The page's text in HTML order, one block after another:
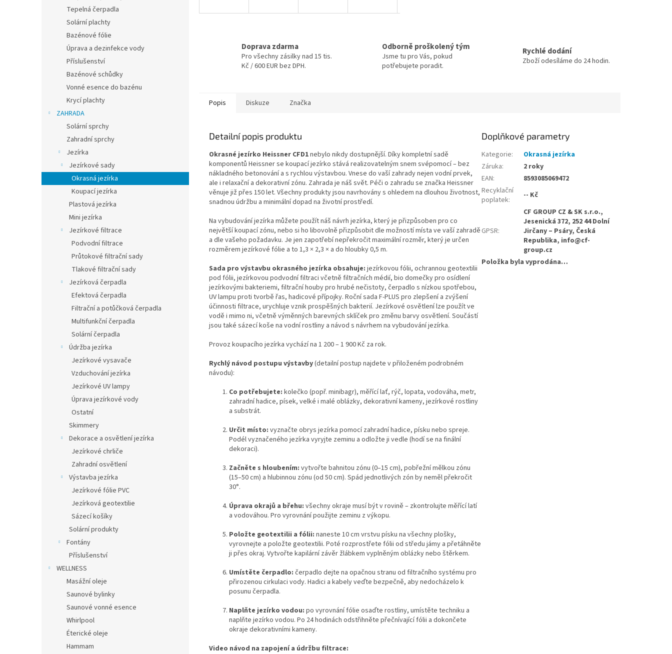
Tepelná čerpadla
Solární plachty
Bazénové fólie
Úprava a dezinfekce vody
Příslušenství
Bazénové schůdky
Vonné esence do bazénu
Krycí plachty
ZAHRADA
Solární sprchy
Zahradní sprchy
Jezírka
Jezírkové sady
Okrasná jezírka
Koupací jezírka
Plastová jezírka
Mini jezírka
Jezírkové filtrace
Podvodní filtrace
Průtokové filtrační sady
Tlakové filtrační sady
Jezírková čerpadla
Efektová čerpadla
Filtrační a potůčková čerpadla
Multifunkční čerpadla
Solární čerpadla
Údržba jezírka
Jezírkové vysavače
Vzduchování jezírka
Jezírkové UV lampy
Úprava jezírkové vody
Ostatní
Skimmery
Dekorace a osvětlení jezírka
Jezírkové chrliče
Zahradní osvětlení
Výstavba jezírka
Jezírkové fólie PVC
Jezírková geotextilie
Sázecí košíky
Solární produkty
Fontány
Příslušenství
WELLNESS
Masážní oleje
Saunové bylinky
Saunové vonné esence
Whirlpool
Éterické oleje
Hammam
Doprava zdarma
Pro všechny zásilky nad 15 tis.
Kč / 600 EUR bez DPH.
Odborně proškolený tým
Jsme tu pro Vás, pokud
potřebujete poradit.
Rychlé dodání
Zboží odesíláme do 24 hodin.
Popis Diskuze Značka
Detailní popis produktu
Okrasné jezírko Heissner CFD1nebylo nikdy dostupnější. Díky kompletní sadě
komponentů Heissner se koupací jezírko stává realizovatelným snem svépomocí – bez
nákladného betonování a s rychlou výstavbou. Vnese do vaší zahrady nejen vodní prvek,
ale i relaxační a dekorativní zónu. Zahrada je náš svět. Péči o zahradu se značka Heissner
věnuje již přes 150 let. Všechny produkty jsou navrhovány s ohledem na dlouhou životnost,
snadnou údržbu a minimální dopad na životní prostředí.
Na vybudování jezírka můžete použít náš návrh jezírka, který je přizpůsoben pro co
největší koupací zónu, nebo si ho libovolně přizpůsobit dle možností místa ve vaší zahradě
a dle vašeho požadavku. Je jen zapotřebí nepřekročit maximální rozměr, který je určen
rozměrem jezírkové fólie a to 1,3 × 2,3 × a do hloubky 0,5 m.
Sada pro výstavbu okrasného jezírka obsahuje: jezírkovou fólii, ochrannou geotextilii
pod fólii, jezírkovou podvodní filtraci včetně filtračních médií, bio domečky pro osídlení
jezírkovými bakteriemi, filtrační houby pro hrubé nečistoty, čerpadlo s nízkou spotřebou,
UV lampu proti tvorbě řas, hadicové přípojky. Roční sada F-PLUS pro zlepšení a zvýšení
účinnosti filtrace, urychluje vznik prospěšných bakterií. Jezírkové osvětlení lze použít ve
vodě i mimo ni, včetně výměnných barevných sklíček pro změnu barvy osvětlení. Součástí
jsou také sázecí koše na vodní rostliny a návod s návrhem na vybudování jezírka.
Provoz koupacího jezírka vychází na 1 200 – 1 900 Kč za rok.
Rychlý návod postupu výstavby(detailní postup najdete v přiloženém podrobném
návodu):
Co potřebujete: kolečko (popř. minibagr), měřící lať, rýč, lopata, vodováha, metr,
zahradní hadice, písek, velké i malé oblázky, dekorativní kameny, jezírkové rostliny
a substrát.
Určit místo: vyznačte obrys jezírka pomocí zahradní hadice, písku nebo spreje.
Podél vyznačeného jezírka vyryjte zeminu a odložte ji vedle (hodí se na finální
dekoraci).
Začněte s hloubením: vytvořte bahnitou zónu (0–15 cm), pobřežní mělkou zónu
(15–50 cm) a hlubinnou zónu (od 50 cm). Spád jednotlivých zón by neměl překročit
30°.
Úprava okrajů a břehu: všechny okraje musí být v rovině – zkontrolujte měřící latí
a vodováhou. Pro vyrovnání použijte zeminu z výkopu.
Položte geotextilii a fólii: naneste 10 cm vrstvu písku na všechny plošky,
vyrovnejte a položte geotextilii. Poté rozprostřete fólii od středu jámy a přetáhněte
ji přes okraj. Vytvořte kapilární závěr žlábkem vyplněným oblázky nebo štěrkem.
Umístěte čerpadlo: čerpadlo dejte na opačnou stranu od filtračního systému pro
přirozenou cirkulaci vody. Hadici a kabely veďte bezpečně, aby nedocházelo k
posunu čerpadla.
Naplňte jezírko vodou: po vyrovnání fólie osaďte rostliny, umístěte techniku a
naplňte jezírko vodou. Po 24 hodinách odstřihněte přečnívající fólii a dokončete
okraje dekorativními kameny.
Video návod na zapojení a údržbu filtrace:
Doplňkové parametry
Kategorie:
Okrasná jezírka
Záruka:
2 roky
EAN:
8593085069472
Recyklační
poplatek: -- Kč
GPSR:
CF GROUP CZ & SK s.r.o.,
Jesenická 372, 252 44 Dolní
Jirčany – Psáry, Česká
Republika, info@cf-
group.cz
Položka byla vyprodána…